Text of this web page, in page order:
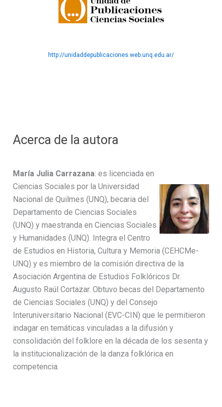
http://unidaddepublicaciones.web.unq.edu.ar/
Acerca de la autora
María Julia Carrazana: es licenciada en
Ciencias Sociales por la Universidad
Nacional de Quilmes (UNQ), becaria del
Departamento de Ciencias Sociales
(UNQ) y maestranda en Ciencias Sociales
y Humanidades (UNQ). Integra el Centro
de Estudios en Historia, Cultura y Memoria (CEHCMe-
UNQ) y es miembro de la comisión directiva de la
Asociación Argentina de Estudios Folklóricos Dr.
Augusto Raúl Cortazar. Obtuvo becas del Departamento
de Ciencias Sociales (UNQ) y del Consejo
Interuniversitario Nacional (EVC-CIN) que le permitieron
indagar en temáticas vinculadas a la difusión y
consolidación del folklore en la década de los sesenta y
la institucionalización de la danza folklórica en
competencia.